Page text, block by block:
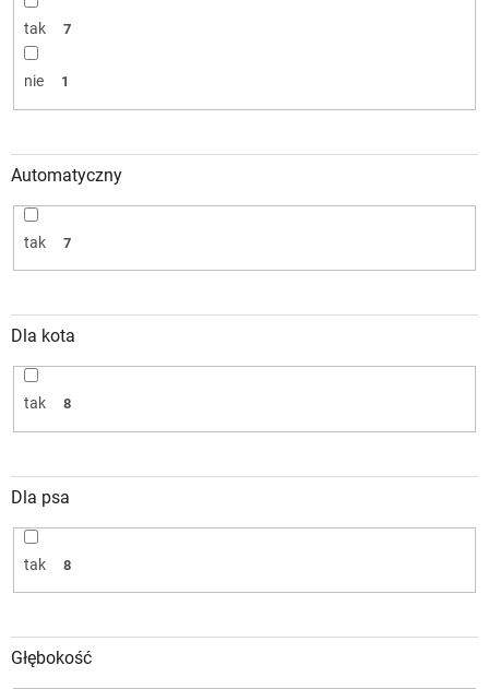
tak 7
nie 1
Automatyczny
tak 7
Dla kota
tak 8
Dla psa
tak 8
Głębokość